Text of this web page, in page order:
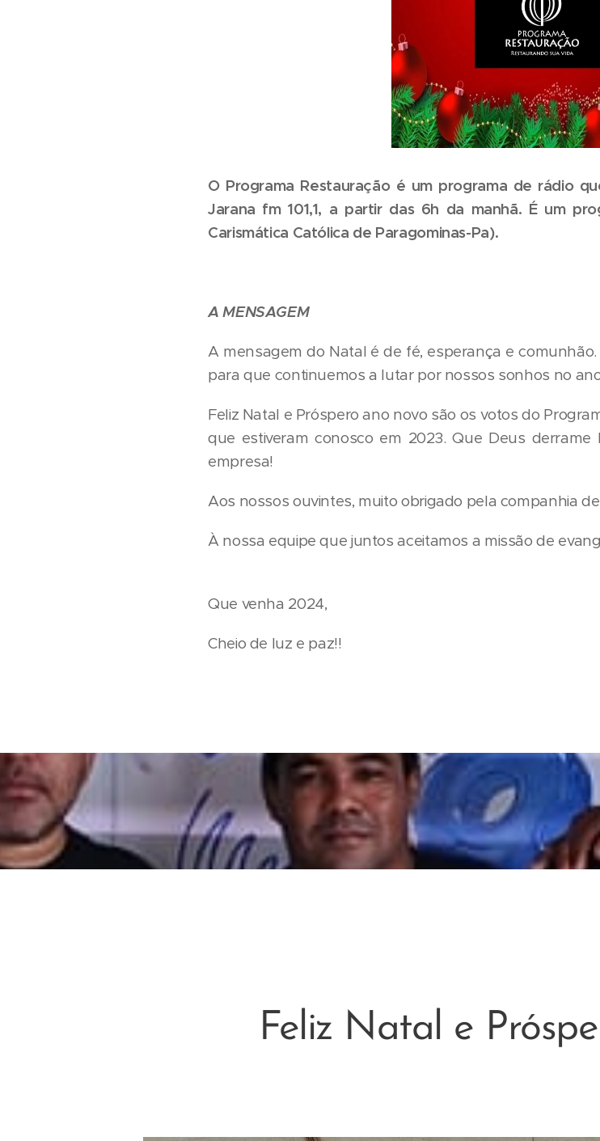
O Programa Restauração é um programa de rádio
Jarana fm 101,1, a partir das 6h da manhã. É um
Carismática Católica de Paragominas-Pa).
A MENSAGEM
A mensagem do Natal é de fé, esperança e
para que continuemos a lutar por nossos sonhos no
Feliz Natal e Próspero ano novo são os votos do
que estiveram conosco em 2023. Que Deus
empresa!
Aos nossos ouvintes, muito obrigado pela companhia
À nossa equipe que juntos aceitamos a missão de
Que venha 2024,
Cheio de luz e paz!!
Feliz Natal e